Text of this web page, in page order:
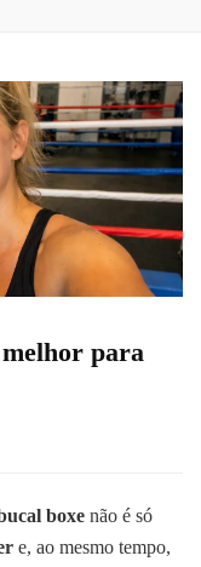
para
boxe não é só
e, ao mesmo tempo,